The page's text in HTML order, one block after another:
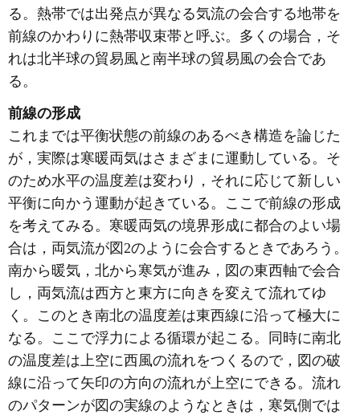
る。熱帯では出発点が異なる気流の会合する地帯を
前線のかわりに熱帯収束帯と呼ぶ。多くの場合，そ
れは北半球の貿易風と南半球の貿易風の会合であ
る。
前線の形成
これまでは平衡状態の前線のあるべき構造を論じた
が，実際は寒暖両気はさまざまに運動している。そ
のため水平の温度差は変わり，それに応じて新しい
平衡に向かう運動が起きている。ここで前線の形成
を考えてみる。寒暖両気の境界形成に都合のよい場
合は，両気流が図2のように会合するときであろう。
南から暖気，北から寒気が進み，図の東西軸で会合
し，両気流は西方と東方に向きを変えて流れてゆ
く。このとき南北の温度差は東西線に沿って極大に
なる。ここで浮力による循環が起こる。同時に南北
の温度差は上空に西風の流れをつくるので，図の破
線に沿って矢印の方向の流れが上空にできる。流れ
のパターンが図の実線のようなときは，寒気側では